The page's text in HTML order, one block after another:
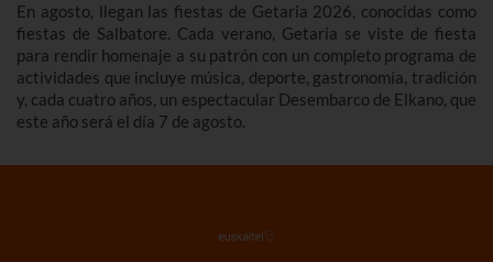
En agosto, llegan las fiestas de Getaria 2026, conocidas como
fiestas de Salbatore. Cada verano, Getaria se viste de fiesta
para rendir homenaje a su patrón con un completo programa de
actividades que incluye música, deporte, gastronomía, tradición
y, cada cuatro años, un espectacular Desembarco de Elkano, que
este año será el día 7 de agosto.